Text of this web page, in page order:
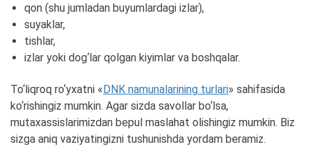
qon (shu jumladan buyumlardagi izlar),
suyaklar,
tishlar,
izlar yoki dog‘lar qolgan kiyimlar va boshqalar.
To‘liqroq ro‘yxatni «DNK namunalarining turlari» sahifasida
ko‘rishingiz mumkin. Agar sizda savollar bo‘lsa,
mutaxassislarimizdan bepul maslahat olishingiz mumkin. Biz
sizga aniq vaziyatingizni tushunishda yordam beramiz.